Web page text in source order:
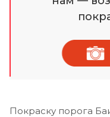
Покраску порога